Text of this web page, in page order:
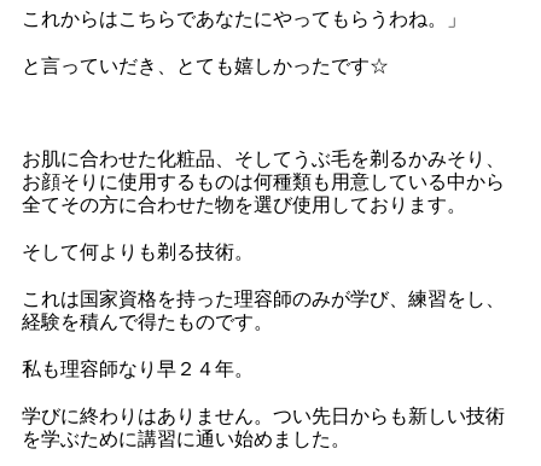
これからはこちらであなたにやってもらうわね。」
と言っていだき、とても嬉しかったです☆
お肌に合わせた化粧品、そしてうぶ毛を剃るかみそり、
お顔そりに使用するものは何種類も用意している中から
全てその方に合わせた物を選び使用しております。
そして何よりも剃る技術。
これは国家資格を持った理容師のみが学び、練習をし、
経験を積んで得たものです。
私も理容師なり早２４年。
学びに終わりはありません。つい先日からも新しい技術
を学ぶために講習に通い始めました。